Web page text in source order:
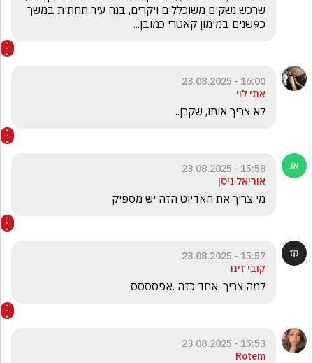
כ9שנים במימון קאטרי כמובן...
16:00 - 23.08.2025
אתי לוי
לא צריך אותו, שקרן..
15:58 - 23.08.2025
אוריאל ניסן
מי צריך את האדיוט הזה יש מספיק
15:57 - 23.08.2025
קובי זינו
למה צריך .אחד כזה .אפסססס
15:53 - 23.08.2025
Rotem